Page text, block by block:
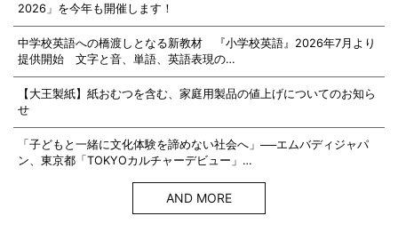
2026」を今年も開催します！
中学校英語への橋渡しとなる新教材 『小学校英語』2026年7月より
提供開始 文字と音、単語、英語表現の…
【大王製紙】紙おむつを含む、家庭用製品の値上げについてのお知ら
せ
「子どもと一緒に文化体験を諦めない社会へ」──エムバディジャパ
ン、東京都「TOKYOカルチャーデビュー」…
AND MORE